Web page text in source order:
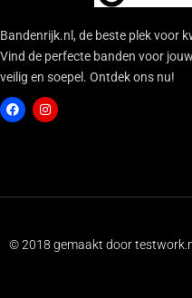
Bandenrijk.nl, de beste plek voor
Vind de perfecte banden voor
veilig en soepel. Ontdek ons nu!
k a
© 2018 gemaakt door